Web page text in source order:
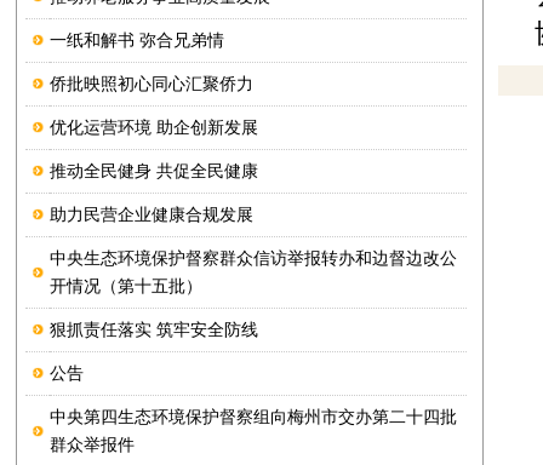
一纸和解书 弥合兄弟情
侨批映照初心同心汇聚侨力
优化运营环境 助企创新发展
推动全民健身 共促全民健康
助力民营企业健康合规发展
中央生态环境保护督察群众信访举报转办和边督边改公
开情况（第十五批）
狠抓责任落实 筑牢安全防线
公告
中央第四生态环境保护督察组向梅州市交办第二十四批
群众举报件